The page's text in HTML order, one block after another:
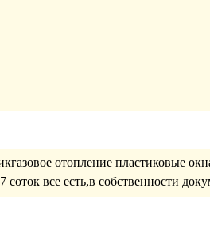
отопление пластиковые
все есть,в собственности